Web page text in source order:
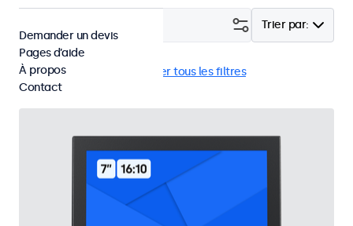
Trier par:
VGA EN50155 Supprimer tous les filtres
Demander un devis
Pages d’aide
À propos
Contact